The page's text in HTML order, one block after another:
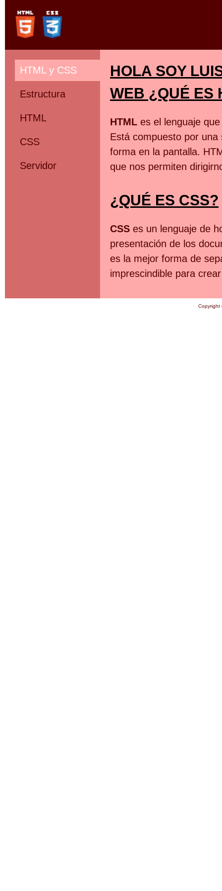
HTML y CSS
Estructura
HTML
CSS
Servidor
HOLA SOY
WEB ¿QUÉ ES
HTML es el lenguaje
Está compuesto por
forma en la pantalla.
que nos permiten
¿QUÉ ES CSS?
CSS es un lenguaje de
presentación de los
es la mejor forma de
imprescindible para
Copyright